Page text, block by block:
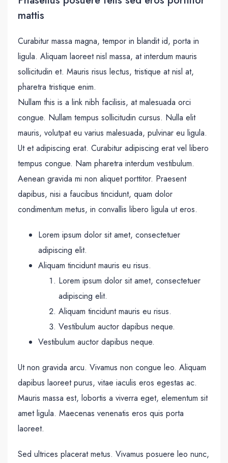
mattis
Curabitur massa magna, tempor in blandit id, porta in
ligula. Aliquam laoreet nisl massa, at interdum mauris
sollicitudin et. Mauris risus lectus, tristique at nisl at,
pharetra tristique enim.
Nullam this is a link nibh facilisis, at malesuada orci
congue. Nullam tempus sollicitudin cursus. Nulla elit
mauris, volutpat eu varius malesuada, pulvinar eu ligula.
Ut et adipiscing erat. Curabitur adipiscing erat vel libero
tempus congue. Nam pharetra interdum vestibulum.
Aenean gravida mi non aliquet porttitor. Praesent
dapibus, nisi a faucibus tincidunt, quam dolor
condimentum metus, in convallis libero ligula ut eros.
Lorem ipsum dolor sit amet, consectetuer
adipiscing elit.
Aliquam tincidunt mauris eu risus.
Lorem ipsum dolor sit amet, consectetuer
adipiscing elit.
Aliquam tincidunt mauris eu risus.
Vestibulum auctor dapibus neque.
Vestibulum auctor dapibus neque.
Ut non gravida arcu. Vivamus non congue leo. Aliquam
dapibus laoreet purus, vitae iaculis eros egestas ac.
Mauris massa est, lobortis a viverra eget, elementum sit
amet ligula. Maecenas venenatis eros quis porta
laoreet.
Sed ultrices placerat metus. Vivamus posuere leo nunc,